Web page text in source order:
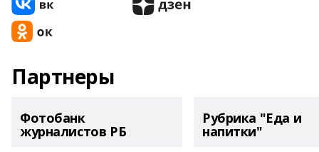
Партнеры
Фотобанк
журналистов РБ
Рубрика "Еда и
напитки"